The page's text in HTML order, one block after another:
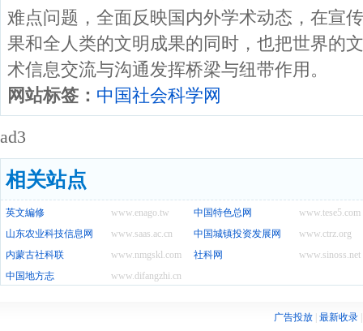
难点问题，全面反映国内外学术动态，在宣
果和全人类的文明成果的同时，也把世界的
术信息交流与沟通发挥桥梁与纽带作用。
网站标签： 中国社会科学网
ad3
相关站点
www.enago.tw
英文編修 www.tese5.com
中国特色总网
www.saas.ac.cn
山东农业科技信息网 www.ctrz.org
中国城镇投资发展网
www.nmgskl.com
内蒙古社科联 www.sinoss.net
社科网
www.difangzhi.cn
中国地方志
广告投放 最新收录